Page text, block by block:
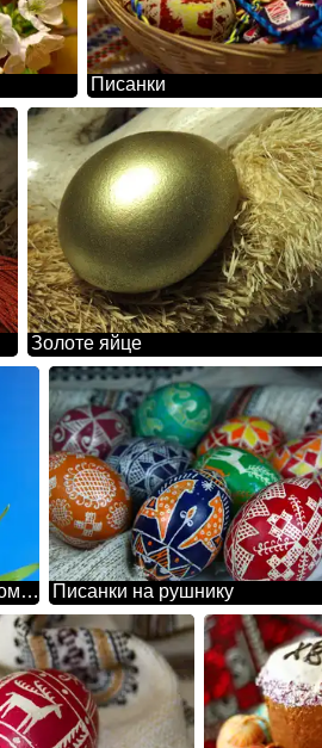
Писанки
Золоте яйце
Великоднє яйце і трава на синьому тлі. Писанки на рушнику